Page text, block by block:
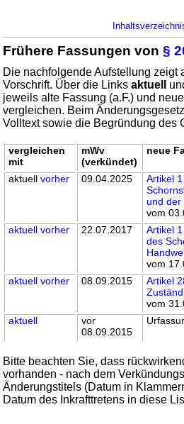
Frühere Fassungen von§
Die nachfolgende Aufstellung zeigt
Vorschrift. Über die Linksaktuell
jeweils alte Fassung (a.F.) und
vergleichen. Beim
Volltext sowie die Begründung des
vergleichen
mit
mWv
(verkündet)
neue
aktuellvorher 09.04.2025
Artikel
und der
vom
aktuell vorher 22.07.2017
Artikel
des
vom
aktuell vorher 08.09.2015
Artikel
vom
aktuell
vor
08.09.2015
Bitte beachten Sie, dass
vorhanden - nach dem
Änderungstitels (Datum in
Datum des Inkrafttretens in diese